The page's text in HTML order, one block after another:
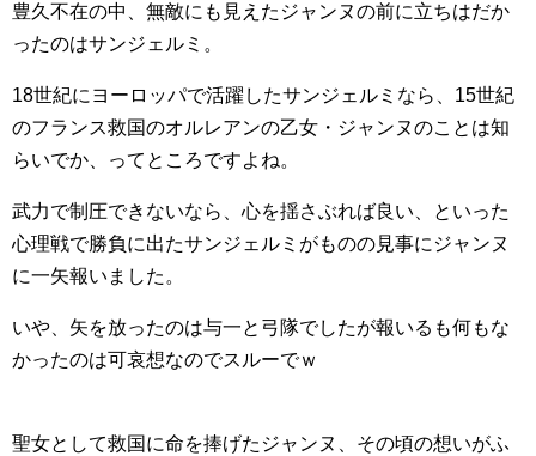
豊久不在の中、無敵にも見えたジャンヌの前に立ちはだか
ったのはサンジェルミ。
18世紀にヨーロッパで活躍したサンジェルミなら、15世紀
のフランス救国のオルレアンの乙女・ジャンヌのことは知
らいでか、ってところですよね。
武力で制圧できないなら、心を揺さぶれば良い、といった
心理戦で勝負に出たサンジェルミがものの見事にジャンヌ
に一矢報いました。
いや、矢を放ったのは与一と弓隊でしたが報いるも何もな
かったのは可哀想なのでスルーでｗ
聖女として救国に命を捧げたジャンヌ、その頃の想いがふ